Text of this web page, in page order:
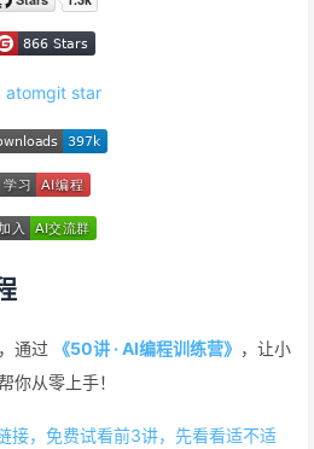
通过 《50讲 · AI编程训练营》 ，让小
你从零上手！
接，免费试看前3讲，先看看适不适